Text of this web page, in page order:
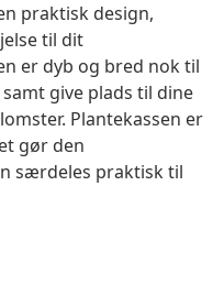
praktisk design,
til dit
er dyb og bred nok til
give plads til dine
Plantekassen er
gør den
særdeles praktisk til